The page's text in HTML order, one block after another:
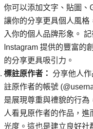
你可以添加文字、貼圖、
讓你的分享更具個人風格
入你的個人品牌形象。 記
Instagram 提供的豐富的
的分享更具吸引力。
標註原作者： 分享他人
註原作者的帳號
是展現尊重與禮貌的行為
人看見原作者的作品，進
光度。這也是建立良好社